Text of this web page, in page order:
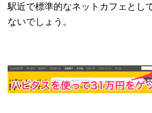
駅近で標準的なネットカフェとし
ないでしょう。